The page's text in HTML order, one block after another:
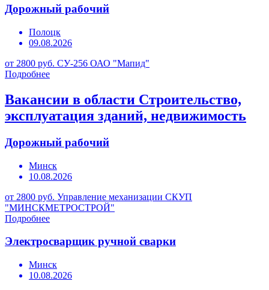
Дорожный рабочий
Полоцк
09.08.2026
от 2800 руб. СУ-256 ОАО "Мапид"
Подробнее
Вакансии в области Строительство,
эксплуатация зданий, недвижимость
Дорожный рабочий
Минск
10.08.2026
от 2800 руб. Управление механизации СКУП
"МИНСКМЕТРОСТРОЙ"
Подробнее
Электросварщик ручной сварки
Минск
10.08.2026